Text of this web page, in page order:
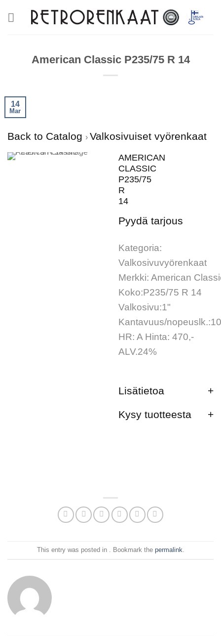
American Classic P235/75 R 14
14
Mar
Back to Catalog Valkosivuiset vyörenkaat
AMERICAN
CLASSIC
P235/75
R
14
Kategoria:
Valkosivuvyörenkaat
Merkki: American
Koko:P235/75 R 14
Valkosivu:1"
Kantavuus/
HR: A Hinta: 470,-
ALV.24%
Lisätietoa
Kysy tuotteesta
This entry was posted in . Bookmark the permalink